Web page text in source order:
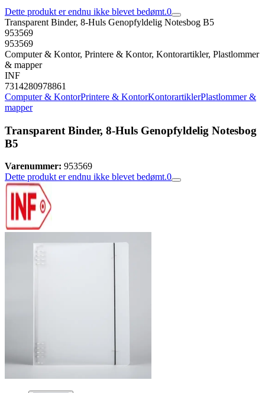
Dette produkt er endnu ikke blevet bedømt.0
Transparent Binder, 8-Huls Genopfyldelig Notesbog B5
953569
953569
Computer & Kontor, Printere & Kontor, Kontorartikler, Plastlommer
& mapper
INF
7314280978861
Computer & KontorPrintere & KontorKontorartiklerPlastlommer &
mapper
Transparent Binder, 8-Huls Genopfyldelig Notesbog
B5
Varenummer: 953569
Dette produkt er endnu ikke blevet bedømt.0